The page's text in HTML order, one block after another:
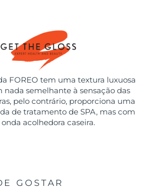
FOREO tem uma textura luxuosa
nada semelhante à sensação das
pelo contrário, proporciona uma
de tratamento de SPA, mas com
acolhedora caseira.
GOSTAR